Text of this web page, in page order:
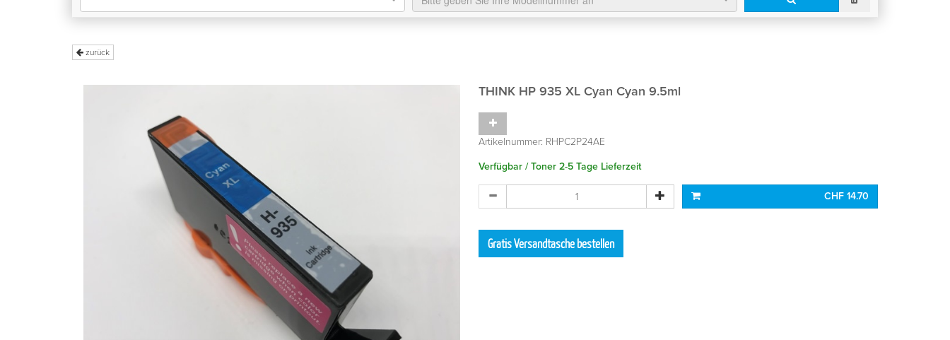
zurück
THINK HP 935 XL Cyan Cyan 9.5ml
Artikelnummer: RHPC2P24AE
Verfügbar / Toner 2-5 Tage Lieferzeit
CHF 14.70
Gratis Versandtasche bestellen